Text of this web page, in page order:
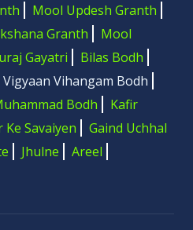
Mool Updesh Granth
Granth
Mool
Gayatri
Bilas Bodh
Vigyaan Vihangam Bodh
Bodh
Kafir
Ke Savaiyen
Gaind Uchhal
Jhulne Areel